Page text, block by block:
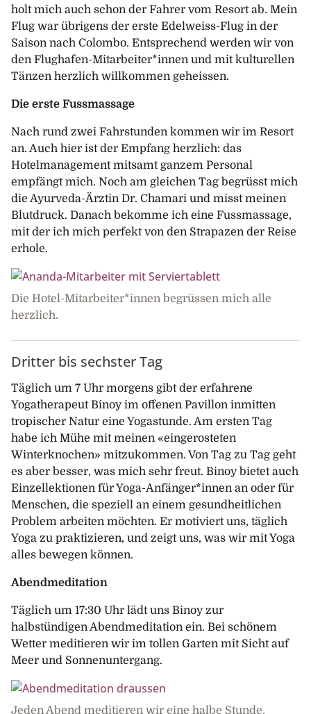
holt mich auch schon der Fahrer vom Resort ab. Mein
Flug war übrigens der erste Edelweiss-Flug in der
Saison nach Colombo. Entsprechend werden wir von
den Flughafen-Mitarbeiter*innen und mit kulturellen
Tänzen herzlich willkommen geheissen.
Die erste Fussmassage
Nach rund zwei Fahrstunden kommen wir im Resort
an. Auch hier ist der Empfang herzlich: das
Hotelmanagement mitsamt ganzem Personal
empfängt mich. Noch am gleichen Tag begrüsst mich
die Ayurveda-Ärztin Dr. Chamari und misst meinen
Blutdruck. Danach bekomme ich eine Fussmassage,
mit der ich mich perfekt von den Strapazen der Reise
erhole.
Die Hotel-Mitarbeiter*innen begrüssen mich alle
herzlich.
Dritter bis sechster Tag
Täglich um 7 Uhr morgens gibt der erfahrene
Yogatherapeut Binoy im offenen Pavillon inmitten
tropischer Natur eine Yogastunde. Am ersten Tag
habe ich Mühe mit meinen «eingerosteten
Winterknochen» mitzukommen. Von Tag zu Tag geht
es aber besser, was mich sehr freut. Binoy bietet auch
Einzellektionen für Yoga-Anfänger*innen an oder für
Menschen, die speziell an einem gesundheitlichen
Problem arbeiten möchten. Er motiviert uns, täglich
Yoga zu praktizieren, und zeigt uns, was wir mit Yoga
alles bewegen können.
Abendmeditation
Täglich um 17:30 Uhr lädt uns Binoy zur
halbstündigen Abendmeditation ein. Bei schönem
Wetter meditieren wir im tollen Garten mit Sicht auf
Meer und Sonnenuntergang.
Jeden Abend meditieren wir eine halbe Stunde.